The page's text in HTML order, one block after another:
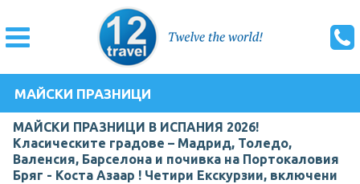
МАЙСКИ ПРАЗНИЦИ
МАЙСКИ ПРАЗНИЦИ В ИСПАНИЯ 2026!
Класическите градове – Мадрид, Толедо,
Валенсия, Барселона и почивка на Портокаловия
Бряг - Коста Азаар ! Четири Екскурзии, включени